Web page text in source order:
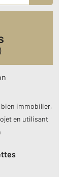
bien immobilier,
en utilisant